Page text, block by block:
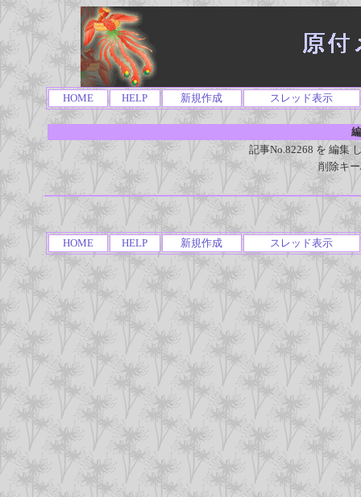
HOME HELP 新規作成 スレッド表示
記事No.82268 を 編集
削除キ
HOME HELP 新規作成 スレッド表示